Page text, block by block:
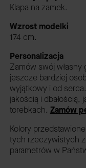
Klapa na zamek.
Wzrost modelki
174 cm.
Personalizacja
Zamów swój własny
jeszcze bardziej
wyjątkowy i od
jakością i dbałością,
torebkach. Zamów
Kolory
tych rzeczywistych
parametrów w